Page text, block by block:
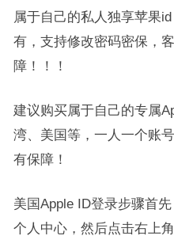
属于自己的私人独享苹果
有，支持修改密码密保，
障！！！
建议购买属于自己的专属
湾、美国等，一人一个账
有保障！
美国Apple ID登录步骤首
个人中心，然后点击右上